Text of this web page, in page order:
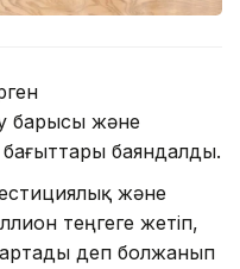
барысы және
бағыттары баяндалды.
және
теңгеге жетіп,
артады деп болжанып